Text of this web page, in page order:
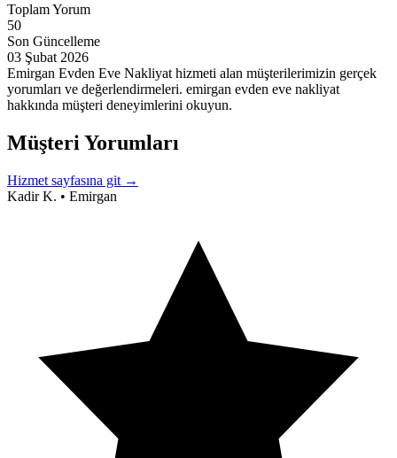
Toplam Yorum
50
Son Güncelleme
03 Şubat 2026
Emirgan Evden Eve Nakliyat hizmeti alan müşterilerimizin gerçek
yorumları ve değerlendirmeleri. emirgan evden eve nakliyat
hakkında müşteri deneyimlerini okuyun.
Müşteri Yorumları
Hizmet sayfasına git →
Kadir K. • Emirgan